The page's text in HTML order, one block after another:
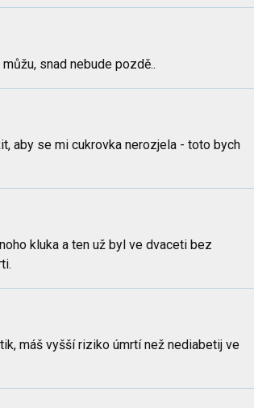
snad nebude pozdě..
aby se mi cukrovka nerozjela - toto bych
kluka a ten už byl ve dvaceti bez
máš vyšší riziko úmrtí než nediabetij ve